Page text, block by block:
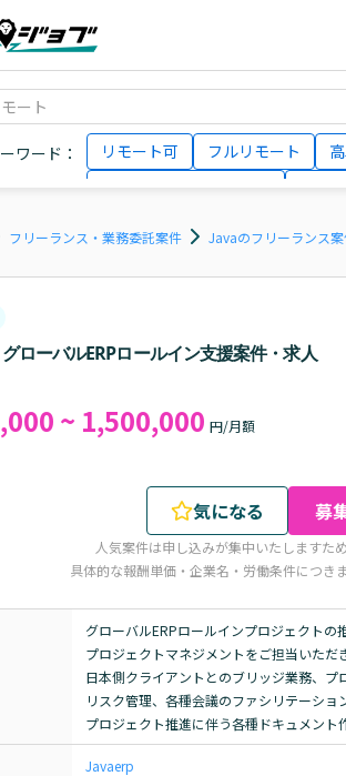
ワード： リモート可 フルリモート
AIエンジニア
フリーランス・業務委託案件 Javaのフリーランス
グローバルERPロールイン支援案件・求人
~ 1,500,000 円/月額
気になる 募
人気案件は申し込みが集中いたしますた
具体的な報酬単価・企業名・労働条件につき
グローバルERPロールインプロジェクトの
プロジェクトマネジメントをご担当いただ
日本側クライアントとのブリッジ業務、プ
リスク管理、各種会議のファシリテーシ
プロジェクト推進に伴う各種ドキュメント
Javaerp